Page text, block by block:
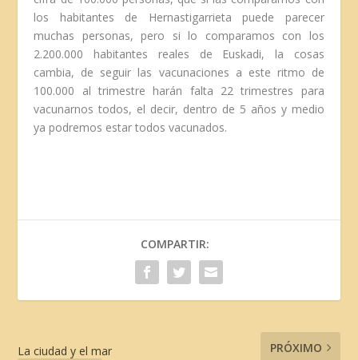
los habitantes de Hernastigarrieta puede parecer
muchas personas, pero si lo comparamos con los
2.200.000 habitantes reales de Euskadi, la cosas
cambia, de seguir las vacunaciones a este ritmo de
100.000 al trimestre harán falta 22 trimestres para
vacunarnos todos, el decir, dentro de 5 años y medio
ya podremos estar todos vacunados.
COMPARTIR:
La ciudad y el mar PRÓXIMO